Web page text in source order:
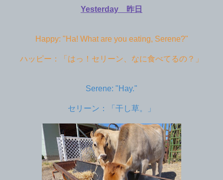
Yesterday 昨日
Happy: "Ha! What are you eating, Serene?"
ハッピー：「はっ！セリーン、なに食べてるの？」
Serene: "Hay."
セリーン：「干し草。」